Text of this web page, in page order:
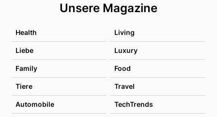
Unsere Magazine
Health Living
Liebe Luxury
Family Food
Tiere Travel
Automobile TechTrends